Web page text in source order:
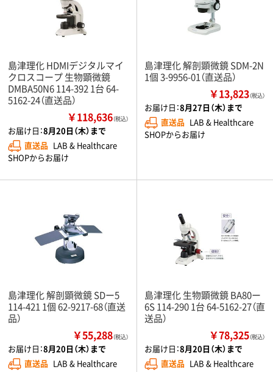
島津理化 HDMIデジタルマイ
クロスコープ 生物顕微鏡
DMBA50N6 114-392 1台 64-
5162-24（直送品）
￥118,636（税込）
お届け日：8月20日（木）まで
直送品 LAB & Healthcare
SHOPからお届け
島津理化 解剖顕微鏡 SDM-2N
1個 3-9956-01（直送品）
￥13,823（税込）
お届け日：8月27日（木）まで
直送品 LAB & Healthcare
SHOPからお届け
島津理化 解剖顕微鏡 SDー5
114-421 1個 62-9217-68（直送
品）
￥55,288（税込）
お届け日：8月20日（木）まで
直送品 LAB & Healthcare
島津理化 生物顕微鏡 BA80ー
6S 114-290 1台 64-5162-27（直
送品）
￥78,325（税込）
お届け日：8月20日（木）まで
直送品 LAB & Healthcare